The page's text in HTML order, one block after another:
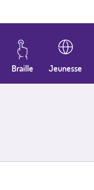
Braille Jeunesse